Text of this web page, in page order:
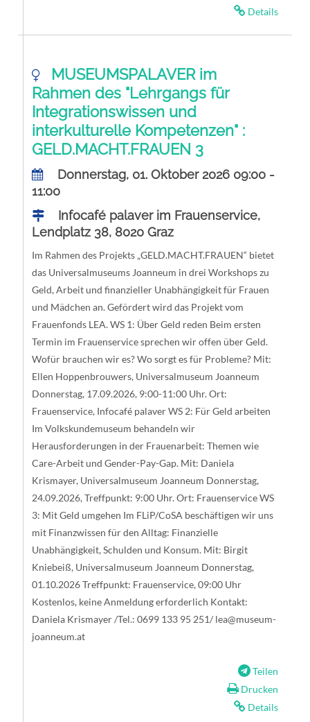
Details
MUSEUMSPALAVER im
Rahmen des "Lehrgangs für
Integrationswissen und
interkulturelle Kompetenzen" :
GELD.MACHT.FRAUEN 3
Donnerstag, 01. Oktober 2026 09:00 -
11:00
Infocafé palaver im Frauenservice,
Lendplatz 38, 8020 Graz
Im Rahmen des Projekts „GELD.MACHT.FRAUEN“ bietet
das Universalmuseums Joanneum in drei Workshops zu
Geld, Arbeit und finanzieller Unabhängigkeit für Frauen
und Mädchen an. Gefördert wird das Projekt vom
Frauenfonds LEA. WS 1: Über Geld reden Beim ersten
Termin im Frauenservice sprechen wir offen über Geld.
Wofür brauchen wir es? Wo sorgt es für Probleme? Mit:
Ellen Hoppenbrouwers, Universalmuseum Joanneum
Donnerstag, 17.09.2026, 9:00-11:00 Uhr. Ort:
Frauenservice, Infocafé palaver WS 2: Für Geld arbeiten
Im Volkskundemuseum behandeln wir
Herausforderungen in der Frauenarbeit: Themen wie
Care-Arbeit und Gender-Pay-Gap. Mit: Daniela
Krismayer, Universalmuseum Joanneum Donnerstag,
24.09.2026, Treffpunkt: 9:00 Uhr. Ort: Frauenservice WS
3: Mit Geld umgehen Im FLiP/CoSA beschäftigen wir uns
mit Finanzwissen für den Alltag: Finanzielle
Unabhängigkeit, Schulden und Konsum. Mit: Birgit
Kniebeiß, Universalmuseum Joanneum Donnerstag,
01.10.2026 Treffpunkt: Frauenservice, 09:00 Uhr
Kostenlos, keine Anmeldung erforderlich Kontakt:
Daniela Krismayer /Tel.: 0699 133 95 251/ lea@museum-
joanneum.at
Teilen
Drucken
Details